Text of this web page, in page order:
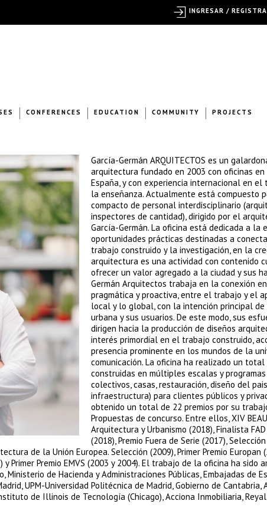
CONFERENCES EDUCATION COMMUNITY PROJECTS
García-Germán ARQUITECTOS es un
arquitectura fundado en 2003 con oficinas en
España, y con experiencia internacional en
la enseñanza. Actualmente está compuesto
compacto de personal interdisciplinario
inspectores de cantidad), dirigido por el
García-Germán. La oficina está dedicada a la
oportunidades prácticas destinadas a
trabajo construido y la investigación, en la
arquitectura es una actividad con contenido
ofrecer un valor agregado a la ciudad y sus
Germán Arquitectos trabaja en la conexión
pragmática y proactiva, entre el trabajo y el
local y lo global, con la intención principal
urbana y sus usuarios. De este modo, sus
dirigen hacia la producción de diseños
interés primordial en el trabajo construido,
presencia prominente en los mundos de la
comunicación. La oficina ha realizado un total
construidas en múltiples escalas y
colectivos, casas, restauración, diseño del
infraestructura) para clientes públicos y
obtenido un total de 22 premios por su
Propuestas de concurso. Entre ellos, XIV
Arquitectura y Urbanismo (2018), Finalista FAD
(2018), Premio Fuera de Serie (2017),
de la Unión Europea. Selección (2009), Primer Premio Europan
Primer Premio EMVS (2003 y 2004). El trabajo de la oficina ha sido
Ministerio de Hacienda y Administraciones Públicas, Embajadas de
UPM-Universidad Politécnica de Madrid, Gobierno de Cantabria,
de Illinois de Tecnología (Chicago), Acciona Inmobiliaria,
INGRESAR /